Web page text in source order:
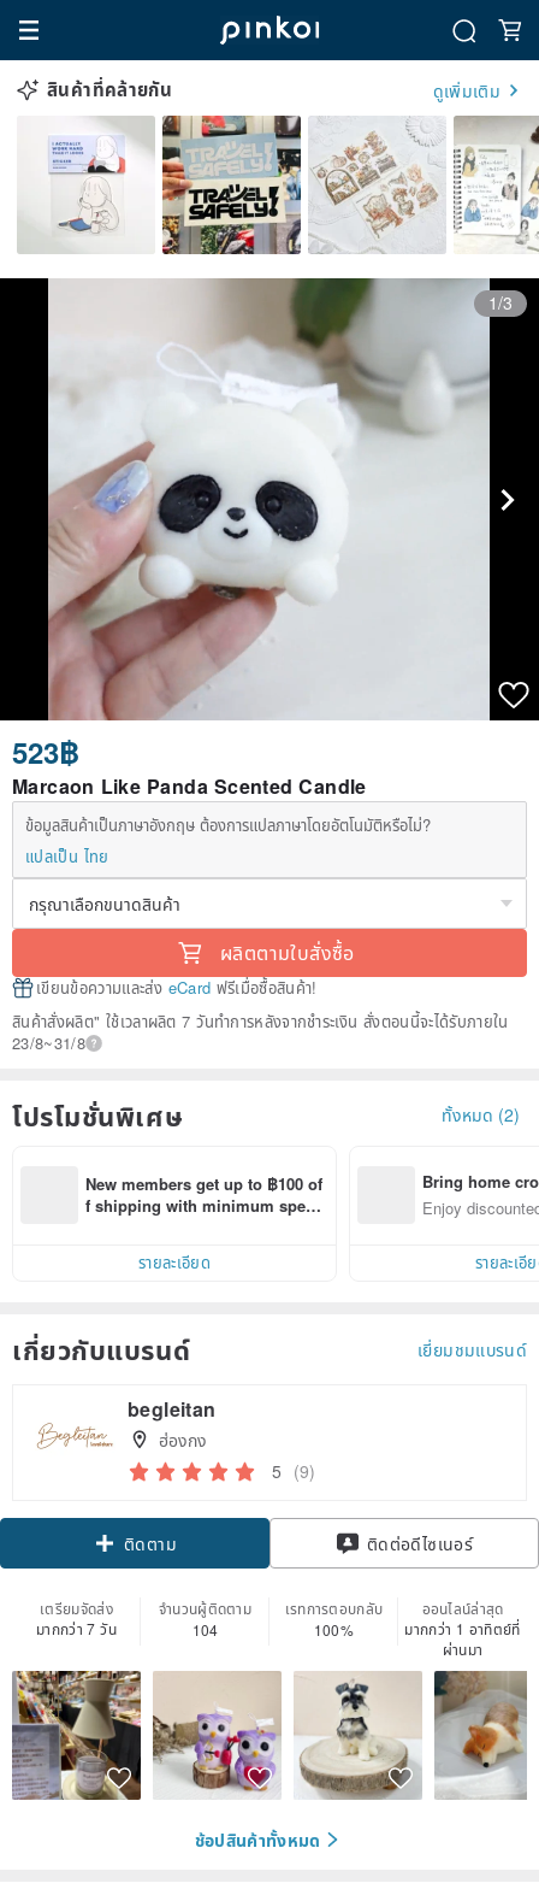
สินค้าที่คล้ายกัน ดูเพิ่มเติม
1/3
523฿
Marcaon Like Panda Scented Candle
ข้อมูลสินค้าเป็นภาษาอังกฤษ ต้องการแปลภาษาโดยอัตโนมัติหรือไม่?
แปลเป็น ไทย
ผลิตตามใบสั่งซื้อ
เขียนข้อความและส่ง eCard ฟรีเมื่อซื้อสินค้า!
สินค้าสั่งผลิต" ใช้เวลาผลิต 7 วันทำการหลังจากชำระเงิน สั่งตอนนี้จะได้รับภายใน
23/8~31/8
โปรโมชั่นพิเศษ ทั้งหมด (2)
New members get up to ฿100 of
f shipping with minimum spen
รายละเอียด
Bring home
n with ease
Enjoy
รายละเอี
เกี่ยวกับแบรนด์ เยี่ยมชมแบรนด์
begleitan
ฮ่องกง
5 (9)
ติดตาม
ติดต่อดีไซเนอร์
เตรียมจัดส่ง
มากกว่า 7 วัน
จำนวนผู้ติดตาม
104
เรทการตอบกลับ
100%
ออนไลน์ล่าสุด
มากกว่า 1 อาทิตย์ที่
ผ่านมา
ช้อปสินค้าทั้งหมด